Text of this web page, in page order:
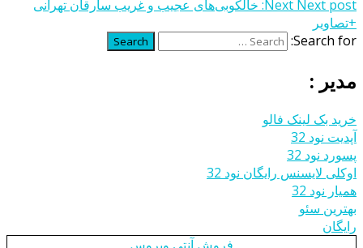
Next Next post:
خالکوبی‌های عجیب و غریب سارقان تهرانی
+تصاویر
Search for:
Search
مدیر :
خرید بک لینک فالو
آپدیت نود 32
پسورد نود 32
اوکلی لایسنس رایگان نود 32
همیار نود 32
بهترین سئو
رایگان